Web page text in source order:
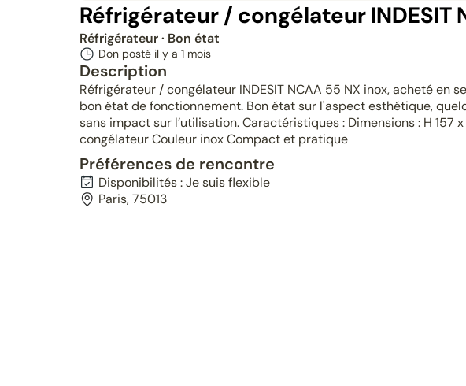
Réfrigérateur / congélateur INDESIT
Réfrigérateur· Bon état
Don posté il y a 1 mois
Description
Réfrigérateur / congélateur INDESIT NCAA 55 NX inox, acheté en
bon état de fonctionnement. Bon état sur l'aspect esthétique,
sans impact sur l’utilisation. Caractéristiques : Dimensions : H 157
congélateur Couleur inox Compact et pratique
Préférences de rencontre
Disponibilités : Je suis flexible
Paris, 75013